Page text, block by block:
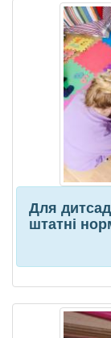
Для
штатні